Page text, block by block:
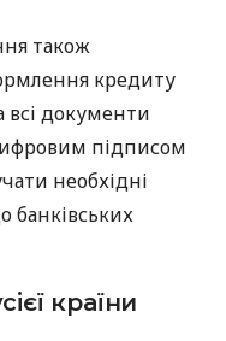
також
кредиту
всі документи
підписом
необхідні
банківських
країни